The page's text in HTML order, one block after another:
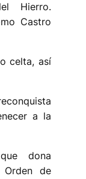
Hierro.
Castro
celta, así
a la
dona
de